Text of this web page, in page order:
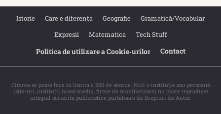
Istorie Care e diferența Geografie
Gramatică/Vocabular
Expresii
Matematica Tech Stuff
Politica de utilizare a Cookie‐urilor Contact
Citarea se poate face în limita a 250 de semne. Nici o instituţie sau persoană
(site-uri, instituţii mass-media, firme de monitorizare) nu poate reproduce
integral scrierile publicistice purtătoare de Drepturi de Autor.